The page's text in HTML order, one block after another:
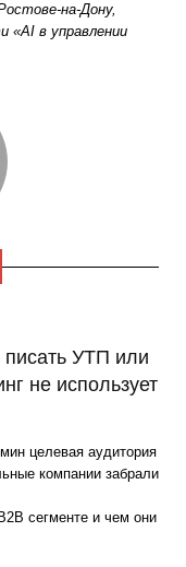
на-Дону,
в управлении
писать УТП или
не использует
целевая аудитория
компании забрали
сегменте и чем они